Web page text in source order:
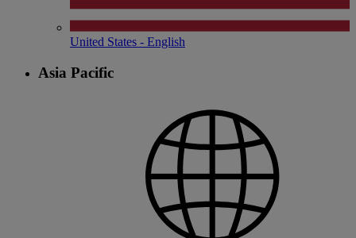
United States - English
Asia Pacific